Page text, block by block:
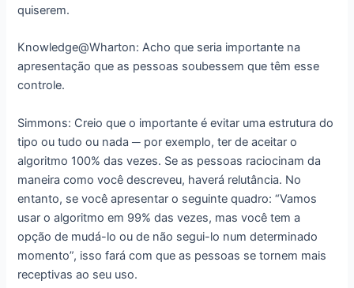
quiserem.
Knowledge@Wharton: Acho que seria importante na
apresentação que as pessoas soubessem que têm esse
controle.
Simmons: Creio que o importante é evitar uma estrutura do
tipo ou tudo ou nada ─ por exemplo, ter de aceitar o
algoritmo 100% das vezes. Se as pessoas raciocinam da
maneira como você descreveu, haverá relutância. No
entanto, se você apresentar o seguinte quadro: “Vamos
usar o algoritmo em 99% das vezes, mas você tem a
opção de mudá-lo ou de não segui-lo num determinado
momento”, isso fará com que as pessoas se tornem mais
receptivas ao seu uso.